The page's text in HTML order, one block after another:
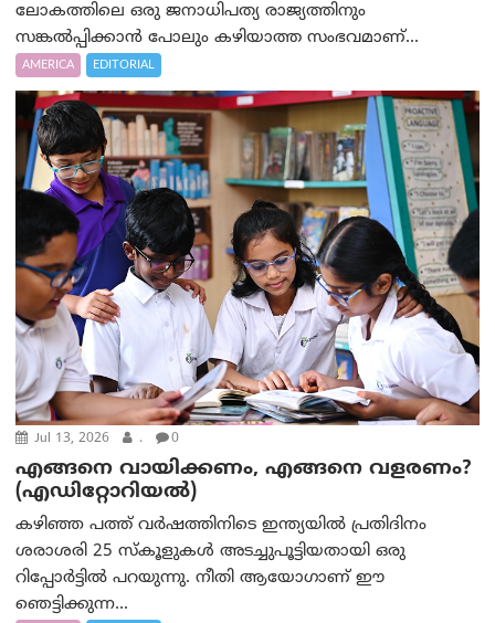
ലോകത്തിലെ ഒരു ജനാധിപത്യ രാജ്യത്തിനും
സങ്കൽപ്പിക്കാൻ പോലും കഴിയാത്ത സംഭവമാണ്...
AMERICA EDITORIAL
Jul 13, 2026 . 0
എങ്ങനെ വായിക്കണം, എങ്ങനെ വളരണം?
(എഡിറ്റോറിയല്‍)
കഴിഞ്ഞ പത്ത് വർഷത്തിനിടെ ഇന്ത്യയില്‍ പ്രതിദിനം
ശരാശരി 25 സ്കൂളുകൾ അടച്ചുപൂട്ടിയതായി ഒരു
റിപ്പോര്‍ട്ടില്‍ പറയുന്നു. നീതി ആയോഗാണ് ഈ
ഞെട്ടിക്കുന്ന...